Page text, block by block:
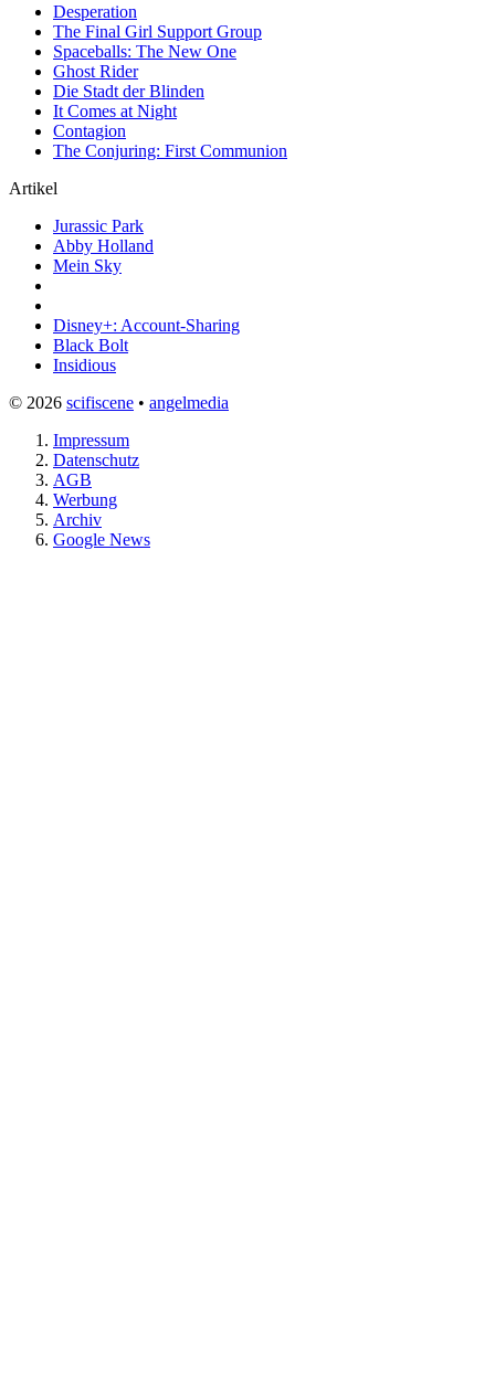
Desperation
The Final Girl Support Group
Spaceballs: The New One
Ghost Rider
Die Stadt der Blinden
It Comes at Night
Contagion
The Conjuring: First Communion
Artikel
Jurassic Park
Abby Holland
Mein Sky
Disney+: Account-Sharing
Black Bolt
Insidious
© 2026 scifiscene • angelmedia
Impressum
Datenschutz
AGB
Werbung
Archiv
Google News